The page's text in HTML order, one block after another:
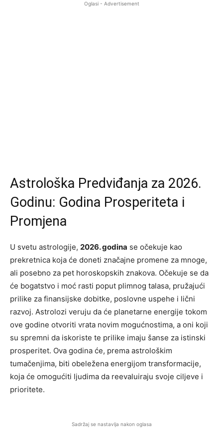
Oglasi - Advertisement
Astrološka Predviđanja za 2026.
Godinu: Godina Prosperiteta i
Promjena
U svetu astrologije, 2026. godina se očekuje kao
prekretnica koja će doneti značajne promene za mnoge,
ali posebno za pet horoskopskih znakova. Očekuje se da
će bogatstvo i moć rasti poput plimnog talasa, pružajući
prilike za finansijske dobitke, poslovne uspehe i lični
razvoj. Astrolozi veruju da će planetarne energije tokom
ove godine otvoriti vrata novim mogućnostima, a oni koji
su spremni da iskoriste te prilike imaju šanse za istinski
prosperitet. Ova godina će, prema astrološkim
tumačenjima, biti obeležena energijom transformacije,
koja će omogućiti ljudima da reevaluiraju svoje ciljeve i
prioritete.
Sadržaj se nastavlja nakon oglasa